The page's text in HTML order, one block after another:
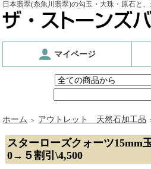
日本翡翠(糸魚川翡翠)の勾玉・大珠・原石と
マイページ
ホーム ＞ アウトレット 天然石加工品
スターローズクォーツ
0→５割引\4,500